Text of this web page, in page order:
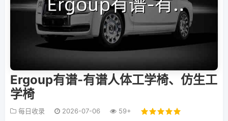
Ergoup有谱-有谱人体工学椅、仿生工
学椅
每日收录 2026-07-06 59+